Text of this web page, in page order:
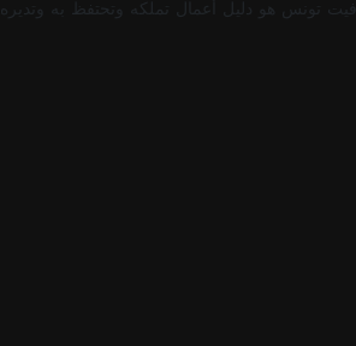
تونس هو دليل أعمال تملكه وتحتفظ به وتديره